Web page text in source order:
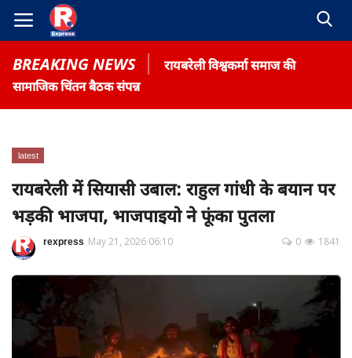
BREAKING NEWS
रायबरेली विश्वकर्मा समाज की
सामाजिक चिंतन बैठक संपन्न
Home
Contact
Terms & Conditions
रोजगार समाचार
About US
Privacy Policy
latest
रायबरेली में सियासी उबाल: राहुल गांधी के बयान पर
भड़की भाजपा, भाजपाइयो ने फूंका पुतला
rexpress May 21, 2026 06:10 1841
0